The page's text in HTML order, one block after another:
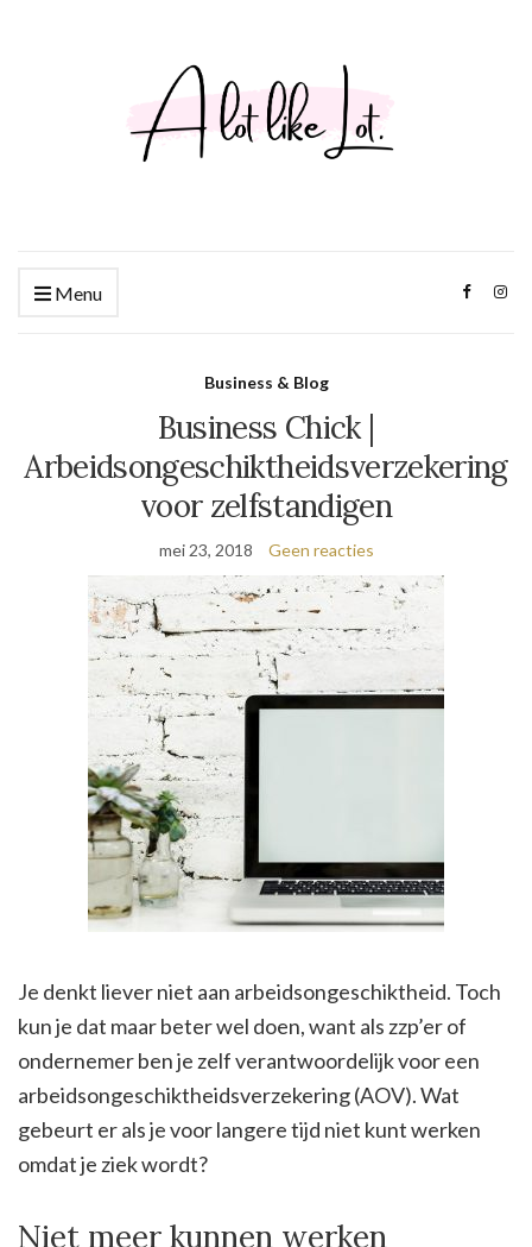
Menu
Business & Blog
Business Chick |
Arbeidsongeschiktheidsverzekering
voor zelfstandigen
mei 23, 2018 Geen reacties
Je denkt liever niet aan arbeidsongeschiktheid. Toch
kun je dat maar beter wel doen, want als zzp’er of
ondernemer ben je zelf verantwoordelijk voor een
arbeidsongeschiktheidsverzekering (AOV). Wat
gebeurt er als je voor langere tijd niet kunt werken
omdat je ziek wordt?
Niet meer kunnen werken